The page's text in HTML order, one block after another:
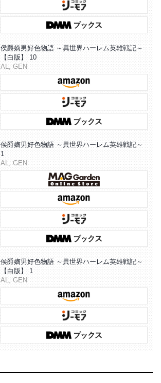
侯爵嫡男好色物語 ～異世界ハーレム英雄戦記～
【白版】 10
AL, GEN
侯爵嫡男好色物語 ～異世界ハーレム英雄戦記～
1
AL, GEN
侯爵嫡男好色物語 ～異世界ハーレム英雄戦記～
【白版】 1
AL, GEN